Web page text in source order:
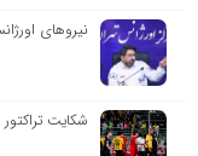
نیروهای
شکایت